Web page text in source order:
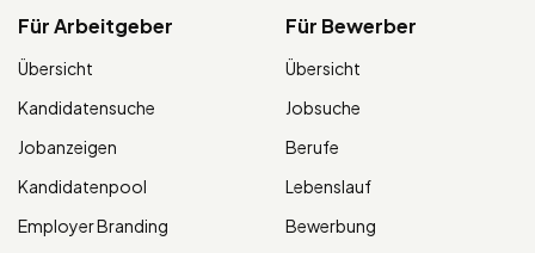
Für Arbeitgeber
Übersicht
Kandidatensuche
Jobanzeigen
Kandidatenpool
Employer Branding
Für Bewerber
Übersicht
Jobsuche
Berufe
Lebenslauf
Bewerbung